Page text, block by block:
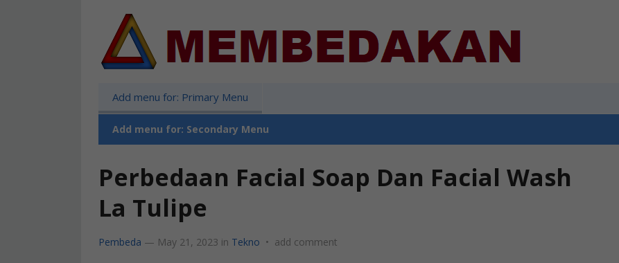
Add menu for: Primary Menu
Add menu for: Secondary Menu
Perbedaan Facial Soap Dan Facial Wash
La Tulipe
Pembeda — May 21, 2023 in Tekno • add comment